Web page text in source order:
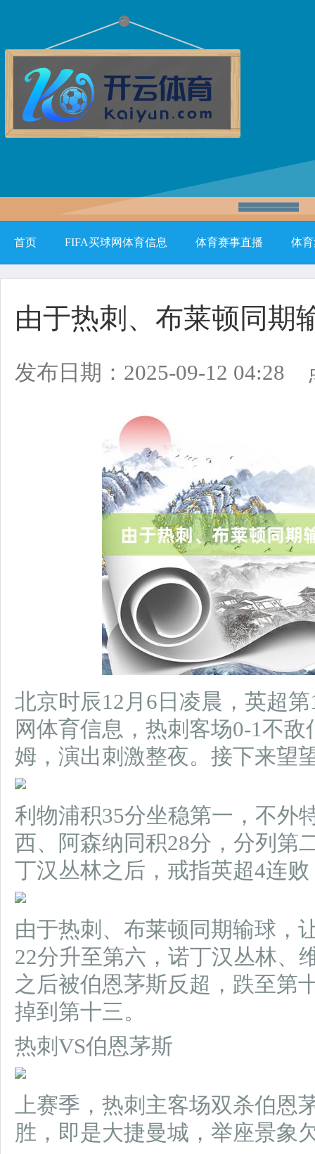
首页 FIFA买球网体育信息 体育赛事直播 体
由于热刺、布莱顿同期
发布日期：2025-09-12 04:28
北京时辰12月6日凌晨，英超
网体育信息，热刺客场0-1不
姆，演出刺激整夜。接下来望
利物浦积35分坐稳第一，不外
西、阿森纳同积28分，分列第
丁汉丛林之后，戒指英超4连
由于热刺、布莱顿同期输球，
22分升至第六，诺丁汉丛林、
之后被伯恩茅斯反超，跌至第
掉到第十三。
热刺VS伯恩茅斯
上赛季，热刺主客场双杀伯恩
胜，即是大捷曼城，举座景象